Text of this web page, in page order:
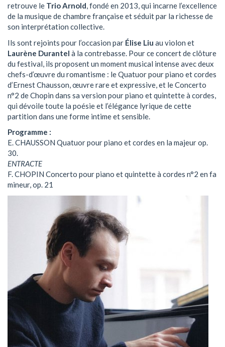
retrouve le Trio Arnold, fondé en 2013, qui incarne l’excellence
de la musique de chambre française et séduit par la richesse de
son interprétation collective.
Ils sont rejoints pour l’occasion par Élise Liu au violon et
Laurène Durantel à la contrebasse. Pour ce concert de clôture
du festival, ils proposent un moment musical intense avec deux
chefs-d’œuvre du romantisme : le Quatuor pour piano et cordes
d’Ernest Chausson, œuvre rare et expressive, et le Concerto
n°2 de Chopin dans sa version pour piano et quintette à cordes,
qui dévoile toute la poésie et l’élégance lyrique de cette
partition dans une forme intime et sensible.
Programme :
E. CHAUSSON Quatuor pour piano et cordes en la majeur op.
30.
ENTRACTE
F. CHOPIN Concerto pour piano et quintette à cordes n°2 en fa
mineur, op. 21